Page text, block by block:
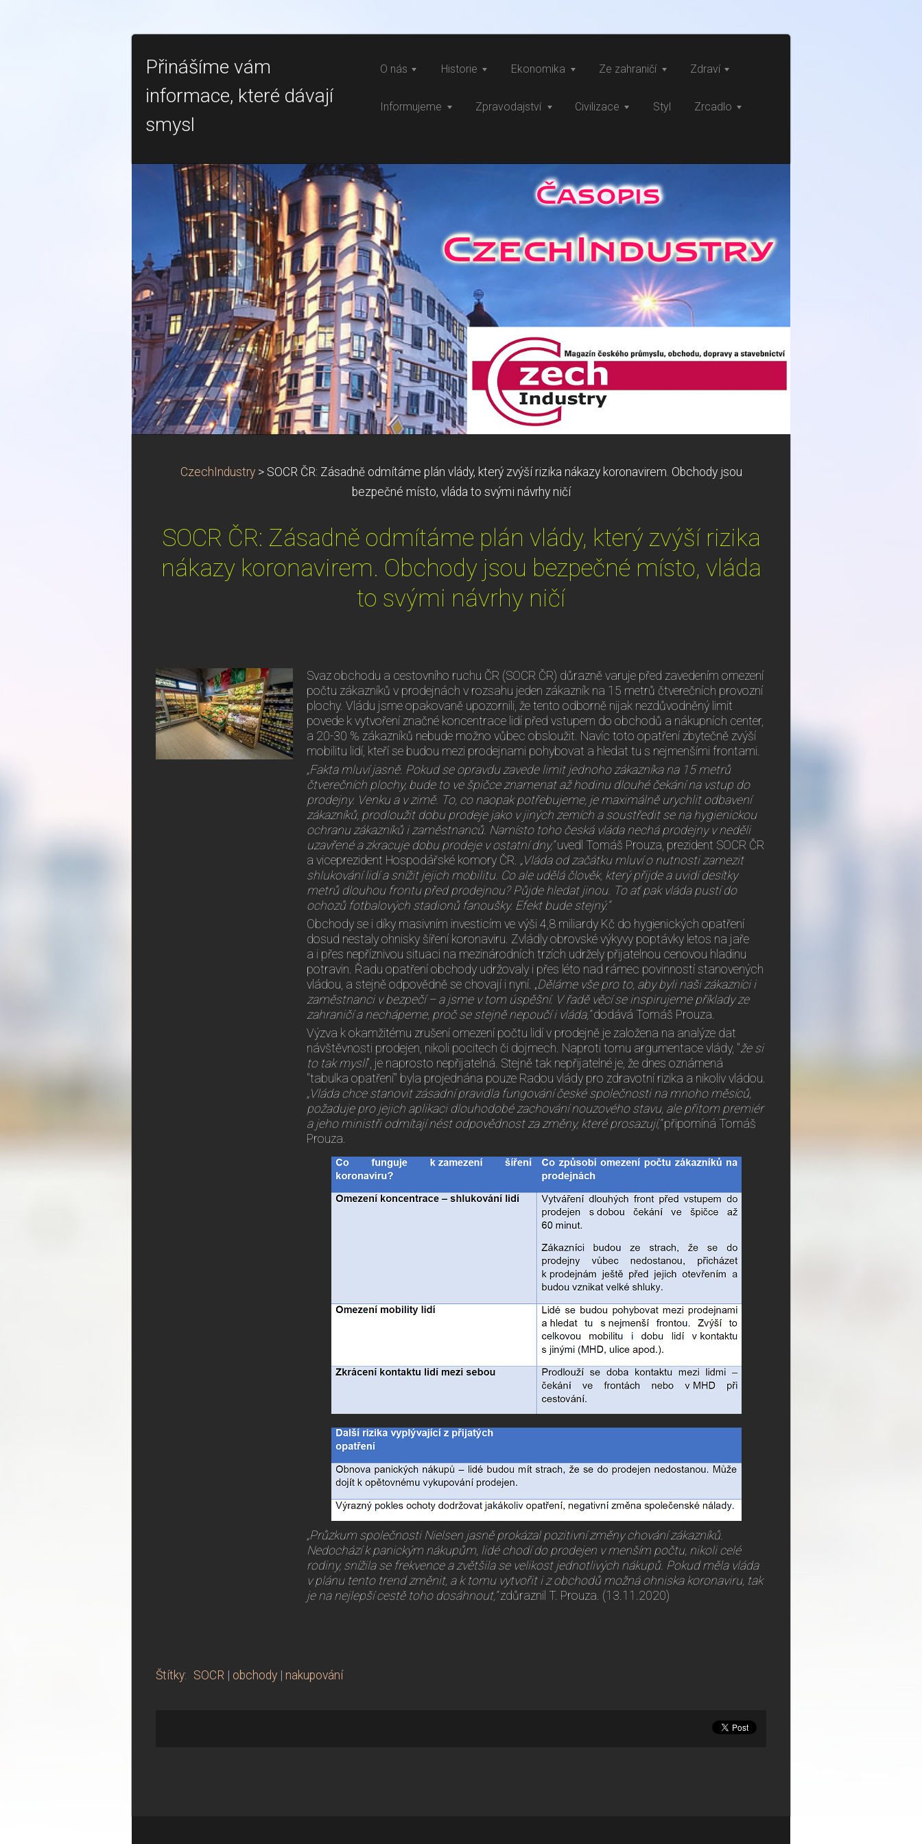
Přinášíme vám
informace, které dávají
smysl
O nás Historie Ekonomika Ze zahraničí Zdraví
Informujeme Zpravodajství Civilizace Styl Zrcadlo
CzechIndustry > SOCR ČR: Zásadně odmítáme plán vlády, který zvýší rizika nákazy koronavirem. Obchody jsou
bezpečné místo, vláda to svými návrhy ničí
SOCR ČR: Zásadně odmítáme plán vlády, který zvýší rizika
nákazy koronavirem. Obchody jsou bezpečné místo, vláda
to svými návrhy ničí
Svaz obchodu a cestovního ruchu ČR (SOCR ČR) důrazně varuje před zavedením omezení
počtu zákazníků v prodejnách v rozsahu jeden zákazník na 15 metrů čtverečních provozní
plochy. Vládu jsme opakovaně upozornili, že tento odborně nijak nezdůvodněný limit
povede k vytvoření značné koncentrace lidí před vstupem do obchodů a nákupních center,
a 20-30 % zákazníků nebude možno vůbec obsloužit. Navíc toto opatření zbytečně zvýší
mobilitu lidí, kteří se budou mezi prodejnami pohybovat a hledat tu s nejmenšími frontami.
„Fakta mluví jasně. Pokud se opravdu zavede limit jednoho zákazníka na 15 metrů
čtverečních plochy, bude to ve špičce znamenat až hodinu dlouhé čekání na vstup do
prodejny. Venku a v zimě. To, co naopak potřebujeme, je maximálně urychlit odbavení
zákazníků, prodloužit dobu prodeje jako v jiných zemích a soustředit se na hygienickou
ochranu zákazníků i zaměstnanců. Namísto toho česká vláda nechá prodejny v neděli
uzavřené a zkracuje dobu prodeje v ostatní dny,“uvedl Tomáš Prouza, prezident SOCR ČR
a viceprezident Hospodářské komory ČR. „Vláda od začátku mluví o nutnosti zamezit
shlukování lidí a snížit jejich mobilitu. Co ale udělá člověk, který přijde a uvidí desítky
metrů dlouhou frontu před prodejnou? Půjde hledat jinou. To ať pak vláda pustí do
ochozů fotbalových stadionů fanoušky. Efekt bude stejný.“
Obchody se i díky masivním investicím ve výši 4,8 miliardy Kč do hygienických opatření
dosud nestaly ohnisky šíření koronaviru. Zvládly obrovské výkyvy poptávky letos na jaře
a i přes nepříznivou situaci na mezinárodních trzích udržely přijatelnou cenovou hladinu
potravin. Řadu opatření obchody udržovaly i přes léto nad rámec povinností stanovených
vládou, a stejně odpovědně se chovají i nyní. „Děláme vše pro to, aby byli naši zákazníci i
zaměstnanci v bezpečí – a jsme v tom úspěšní. V řadě věcí se inspirujeme příklady ze
zahraničí a nechápeme, proč se stejně nepoučí i vláda,“dodává Tomáš Prouza.
Výzva k okamžitému zrušení omezení počtu lidí v prodejně je založena na analýze dat
návštěvnosti prodejen, nikoli pocitech či dojmech. Naproti tomu argumentace vlády, "že si
to tak myslí", je naprosto nepřijatelná. Stejně tak nepřijatelné je, že dnes oznámená
"tabulka opatření" byla projednána pouze Radou vlády pro zdravotní rizika a nikoliv vládou.
„Vláda chce stanovit zásadní pravidla fungování české společnosti na mnoho měsíců,
požaduje pro jejich aplikaci dlouhodobé zachování nouzového stavu, ale přitom premiér
a jeho ministři odmítají nést odpovědnost za změny, které prosazují,“připomíná Tomáš
Prouza.
„Průzkum společnosti Nielsen jasně prokázal pozitivní změny chování zákazníků.
Nedochází k panickým nákupům, lidé chodí do prodejen v menším počtu, nikoli celé
rodiny, snížila se frekvence a zvětšila se velikost jednotlivých nákupů. Pokud měla vláda
v plánu tento trend změnit, a k tomu vytvořit i z obchodů možná ohniska koronaviru, tak
je na nejlepší cestě toho dosáhnout,“zdůraznil T. Prouza. (13.11.2020)
Štítky: SOCR obchody nakupování